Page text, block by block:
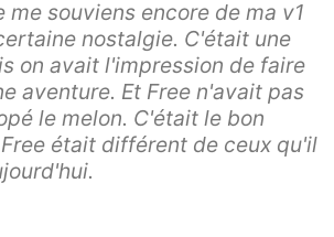
me souviens encore de ma v1
nostalgie. C'était une
on avait l'impression de faire
aventure. Et Free n'avait pas
le melon. C'était le bon
était différent de ceux qu'il